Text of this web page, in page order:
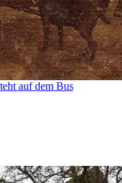
auf dem Bus